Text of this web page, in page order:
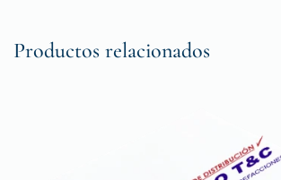
Productos relacionados